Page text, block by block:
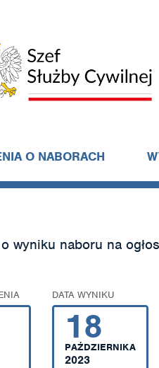
O NABORACH
wyniku naboru na
DATA WYNIKU
18
PAŹDZIERNIKA
2023